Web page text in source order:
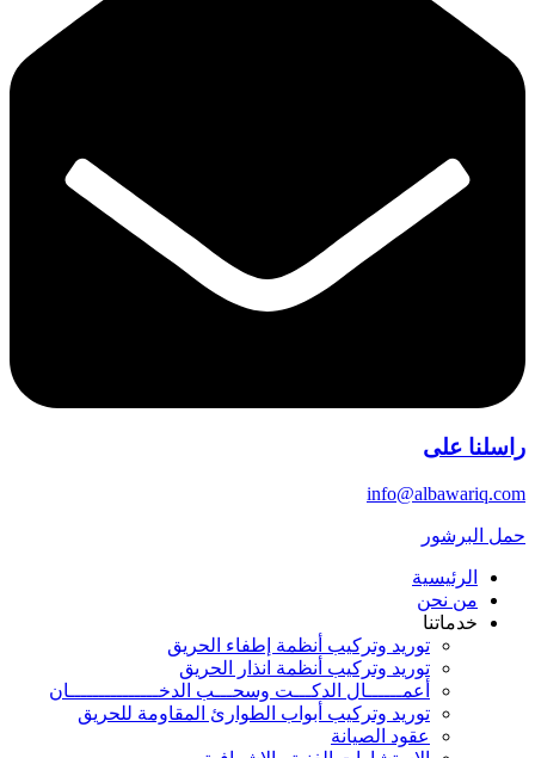
راسلنا على
info@albawariq.com
حمل البرشور
الرئيسية
من نحن
خدماتنا
توريد وتركيب أنظمة إطفاء الحريق
توريد وتركيب أنظمة انذار الحريق
أعمــــــال الدكـــت وسحـــب الدخـــــــــــــــان
توريد وتركيب أبواب الطوارئ المقاومة للحريق
عقود الصيانة